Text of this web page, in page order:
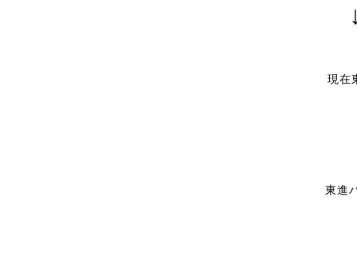
現在
東進